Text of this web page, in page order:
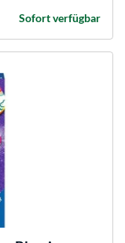
Sofort verfügbar